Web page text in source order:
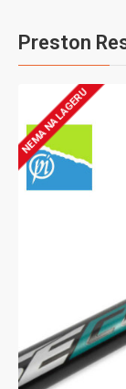
Preston
NEMA NA LAGERU